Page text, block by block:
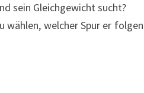
sein Gleichgewicht sucht?
welcher Spur er folgen